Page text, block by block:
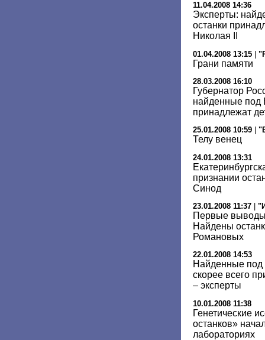
11.04.2008 14:36
Эксперты:
останки
Николая II
01.04.2008 13:15 |
Грани памяти
28.03.2008 16:10
Губернатор
найденные под
принадлежат
25.01.2008 10:59
Телу венец
24.01.2008 13:31
признании
Синод
23.01.2008 11:37
Первые выводы
Найдены
Романовых
22.01.2008 14:53
Найденные под
скорее всего
– эксперты
10.01.2008 11:38
Генетические
останков»
лабораториях